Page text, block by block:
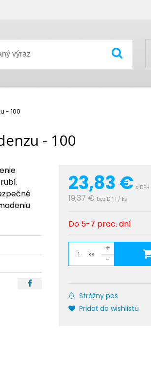
- 100
- 100
23,83€ s
19,37 € bez DPH / ks
Do 5-7 prac. dní
ks
+
-
Strážny pes
Pridať do wishlistu